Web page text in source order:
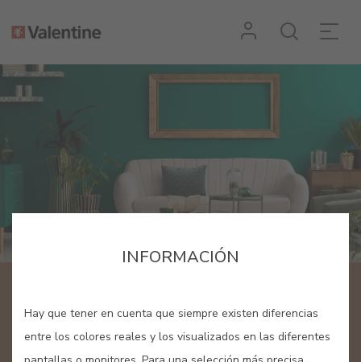
Espacio dedicado al color y la
INFORMACIÓN
Hay que tener en cuenta que siempre existen diferencias
entre los colores reales y los visualizados en las diferentes